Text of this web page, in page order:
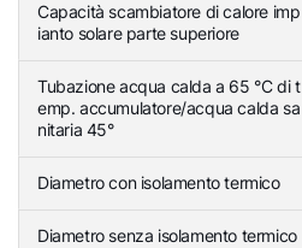
Capacità scambiatore di calore imp
ianto solare parte superiore
Tubazione acqua calda a 65 °C di t
emp. accumulatore/acqua calda sa
nitaria 45°
Diametro con isolamento termico
Diametro senza isolamento termico